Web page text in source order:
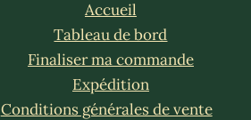
Accueil
Tableau de bord
Finaliser ma commande
Expédition
Conditions générales de vente